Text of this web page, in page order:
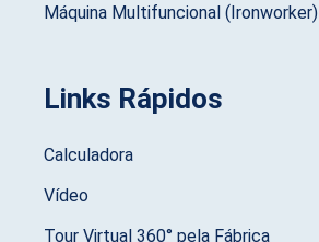
Máquina Multifuncional (Ironworker)
Links Rápidos
Calculadora
Vídeo
Tour Virtual 360° pela Fábrica